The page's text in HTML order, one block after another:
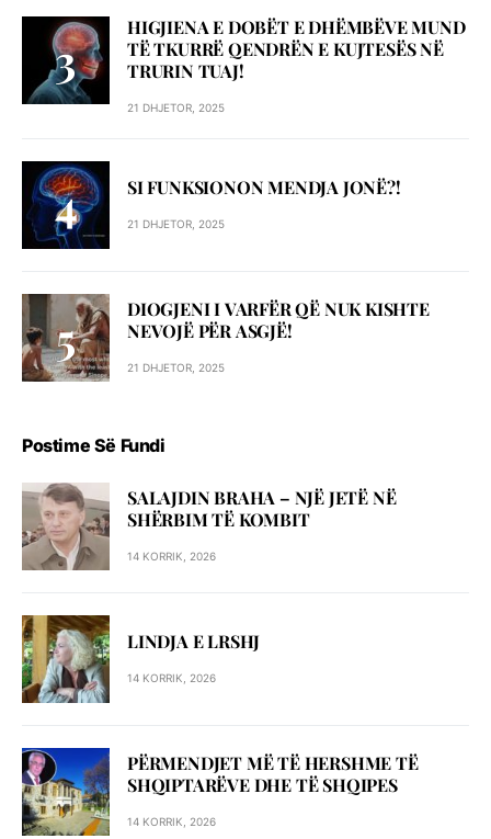
HIGJIENA E DOBËT E DHËMBËVE MUND
TË TKURRË QENDRËN E KUJTESËS NË
TRURIN TUAJ!
21 DHJETOR, 2025
SI FUNKSIONON MENDJA JONË?!
21 DHJETOR, 2025
DIOGJENI I VARFËR QË NUK KISHTE
NEVOJË PËR ASGJË!
21 DHJETOR, 2025
Postime Së Fundi
SALAJDIN BRAHA – NJЁ JETЁ NЁ
SHЁRBIM TЁ KOMBIT
14 KORRIK, 2026
LINDJA E LRSHJ
14 KORRIK, 2026
PËRMENDJET MË TË HERSHME TË
SHQIPTARËVE DHE TË SHQIPES
14 KORRIK, 2026